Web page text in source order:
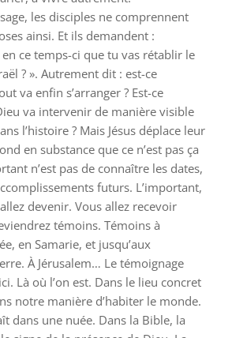
les disciples ne comprennent
ainsi. Et ils demandent :
en ce temps-ci que tu vas rétablir le
? ». Autrement dit : est-ce
va enfin s’arranger ? Est-ce
va intervenir de manière visible
l’histoire ? Mais Jésus déplace leur
en substance que ce n’est pas ça
n’est pas de connaître les dates,
futurs. L’important,
devenir. Vous allez recevoir
témoins. Témoins à
en Samarie, et jusqu’aux
À Jérusalem… Le témoignage
Là où l’on est. Dans le lieu concret
notre manière d’habiter le monde.
dans une nuée. Dans la Bible, la